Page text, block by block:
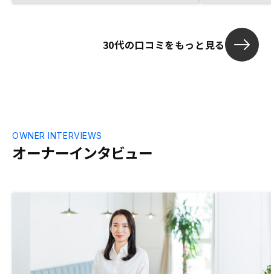
30代の口コミをもっと見る
オーナーインタビュー
OWNER INTERVIEWS